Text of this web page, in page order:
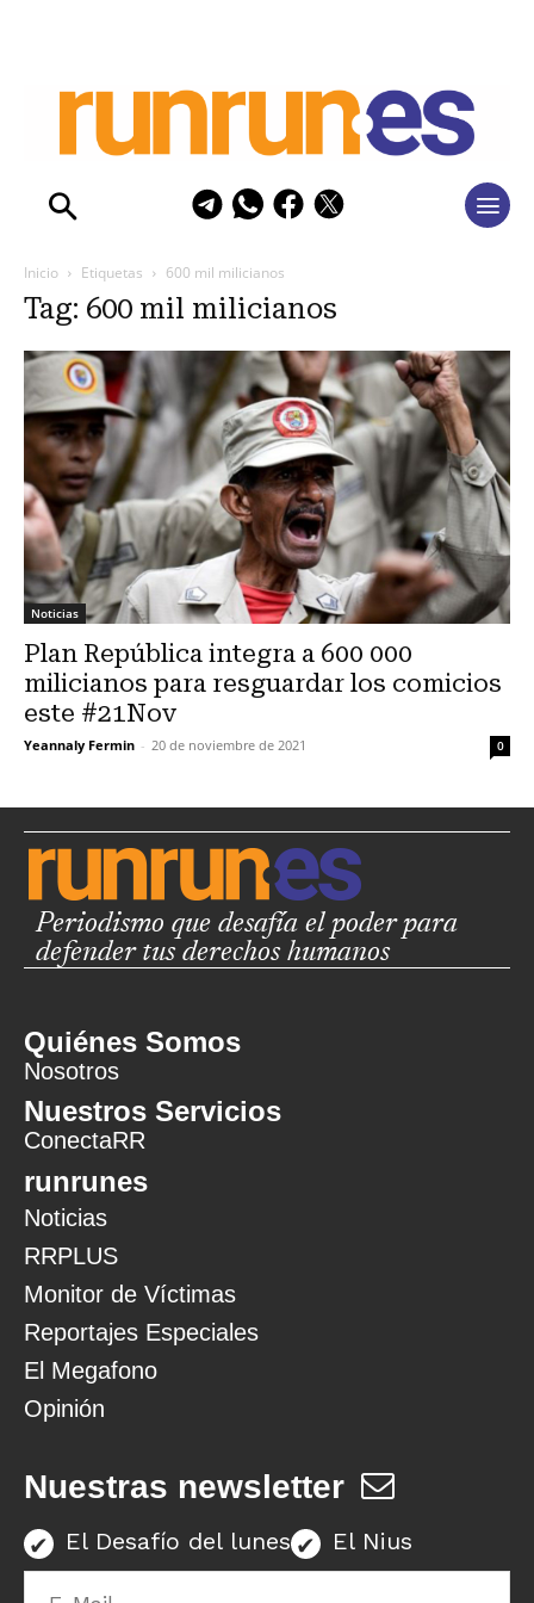
Inicio Etiquetas 600 mil milicianos
Tag: 600 mil milicianos
Noticias
Plan República integra a 600 000
milicianos para resguardar los comicios
este #21Nov
Yeannaly Fermin - 20 de noviembre de 2021 0
Periodismo que desafía el poder para
defender tus derechos humanos
Quiénes Somos
Nosotros
Nuestros Servicios
ConectaRR
runrunes
Noticias
RRPLUS
Monitor de Víctimas
Reportajes Especiales
El Megafono
Opinión
Nuestras newsletter
El Desafío del lunes El Nius